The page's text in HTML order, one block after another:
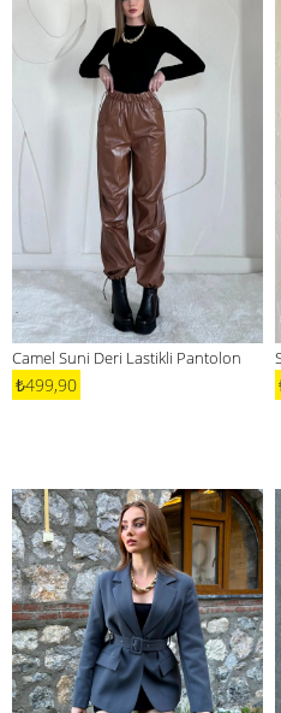
Camel Suni Deri Lastikli Pantolon
₺499,90